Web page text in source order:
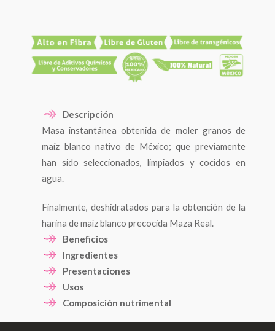
Descripción
Masa instantánea obtenida de moler granos de
maíz blanco nativo de México; que previamente
han sido seleccionados, limpiados y cocidos en
agua.
Finalmente, deshidratados para la obtención de la
harina de maíz blanco precocida Maza Real.
Beneficios
– La harina de maíz es un alimento sin colesterol, su
consumo ayuda a mantener bajo el colesterol, lo
cual es beneficioso para nuestro sistema
circulatorio y corazón.
Ingredientes
Grano entero de Maíz Blanco criollo
Sal
Presentaciones
1 KgUsos
La harina de maíz blanco precocida Maza Real es
Composición nutrimental